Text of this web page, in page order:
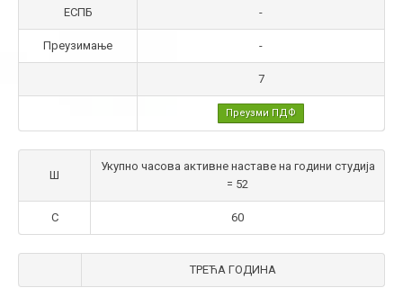
ЕСПБ -
Преузимање -
7
Преузми ПДФ
Ш
Укупно часова активне наставе на години студија
= 52
С 60
ТРЕЋА ГОДИНА